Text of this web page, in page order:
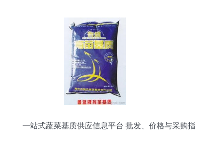
一站式蔬菜基质供应信息平台 批发、价格与采购指